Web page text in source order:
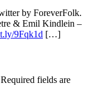
by ForeverFolk.
& Emil Kindlein –
9Fqk1d […]
Required fields are